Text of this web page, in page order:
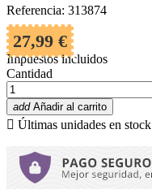
Referencia: 313874
27,99 €
Impuestos incluidos
Cantidad
add Añadir al carrito
 Últimas unidades en stock